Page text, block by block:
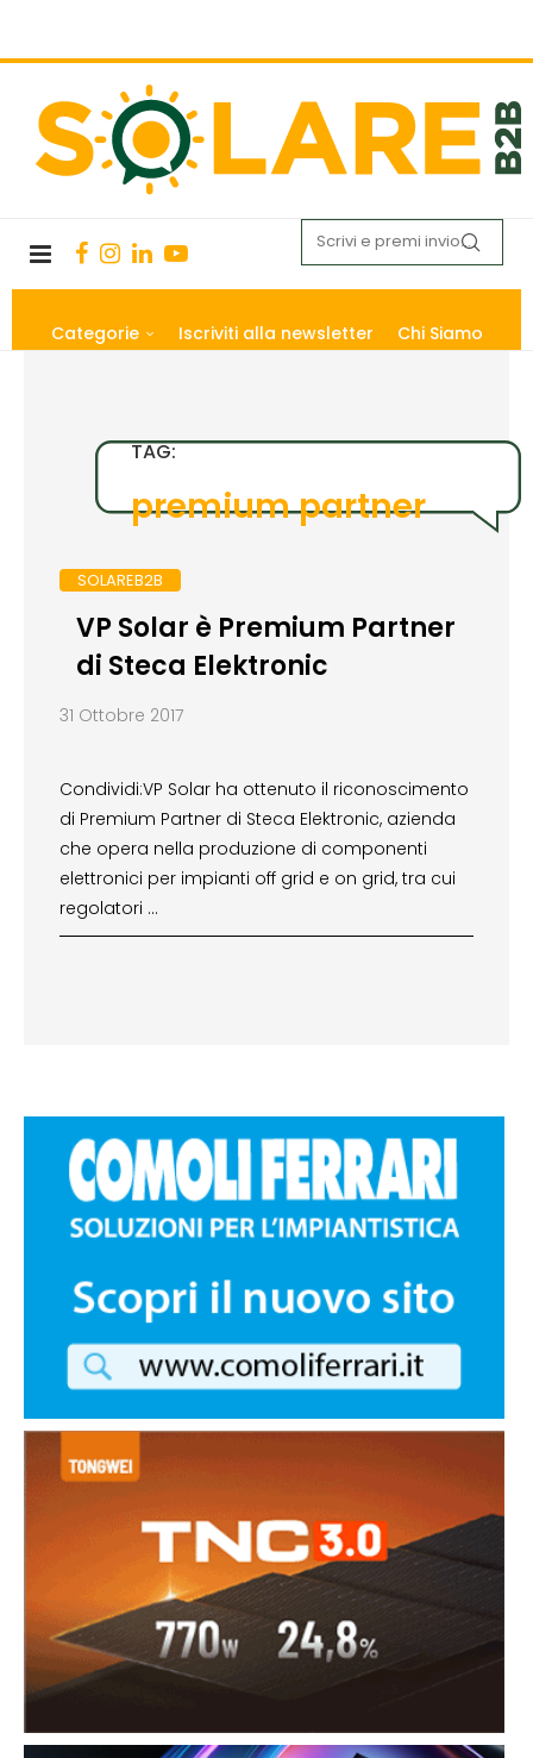
Categorie Iscriviti alla newsletter Chi Siamo
TAG:
premium partner
SOLAREB2B
VP Solar è Premium Partner
di Steca Elektronic
31 Ottobre 2017
Condividi:VP Solar ha ottenuto il riconoscimento
di Premium Partner di Steca Elektronic, azienda
che opera nella produzione di componenti
elettronici per impianti off grid e on grid, tra cui
regolatori …